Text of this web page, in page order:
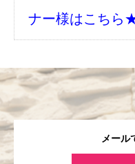
ナー様はこちら
メール